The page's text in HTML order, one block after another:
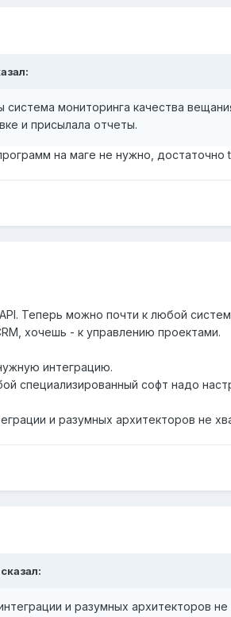
мониторинга качества
и присылала отчеты.
на маге не нужно,
Теперь можно почти к любой
хочешь - к управлению проектами.
интеграцию.
специализированный софт надо
и разумных архитекторов не
и разумных архитекторов не